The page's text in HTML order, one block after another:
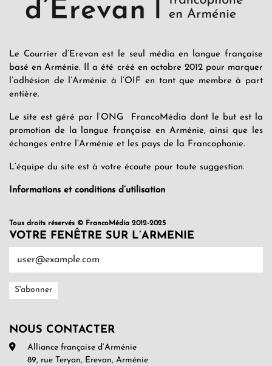
Le Courrier d’Erevan est le seul média en langue française
basé en Arménie. Il a été créé en octobre 2012 pour marquer
l’adhésion de l’Arménie à l’OIF en tant que membre à part
entière.
Le site est géré par l’ONG FrancoMédia dont le but est la
promotion de la langue française en Arménie, ainsi que les
échanges entre l’Arménie et les pays de la Francophonie.
L’équipe du site est à votre écoute pour toute suggestion.
Informations et conditions d’utilisation
Tous droits réservés © FrancoMédia 2012-2025
VOTRE FENÊTRE SUR L’ARMENIE
NOUS CONTACTER
Alliance française d’Arménie
89, rue Teryan, Erevan, Arménie